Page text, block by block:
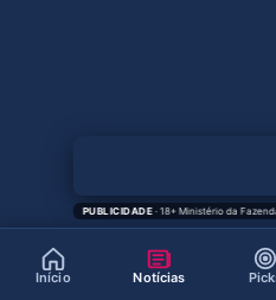
Início Notícias
PUBLICIDADE · 18+ Ministério da